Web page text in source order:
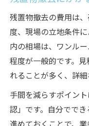
残置物撤去の費用は
度、現場の立地条件
内の相場は、ワンル
程度が一般的です。
れることが多く、詳
手間を減らすポイン
認」です。自分でで